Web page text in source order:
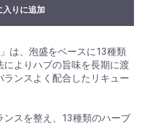
入りに追加
は、泡盛をベースに13種類
よりハブの旨味を長期に渡
ランスよく配合したリキュー
スを整え、13種類のハーブ